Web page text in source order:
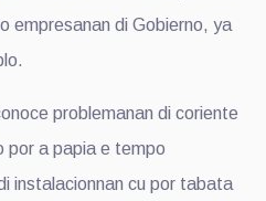
empresanan di Gobierno, ya
problemanan di coriente
por a papia e tempo
instalacionnan cu por tabata